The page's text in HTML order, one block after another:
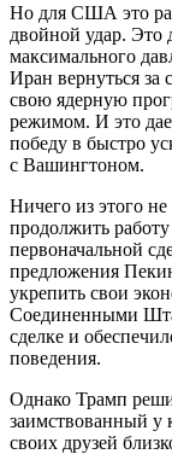
Но для США это
двойной удар. Это
максимального
Иран вернуться за
свою ядерную
режимом. И это
победу в быстро
с Вашингтоном.
Ничего из этого
продолжить
первоначальной
предложения
укрепить свои
Соединенными
сделке и
поведения.
Однако Трамп
заимствованный у
своих друзей